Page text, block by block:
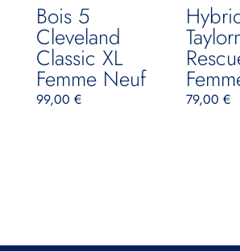
Bois 5
Cleveland
Classic XL
Femme Neuf
99,00 € 79,00€